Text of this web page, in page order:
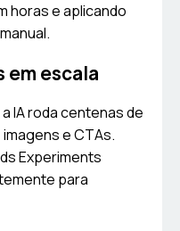
horas e aplicando
em escala
IA roda centenas de
imagens e CTAs.
Experiments
para